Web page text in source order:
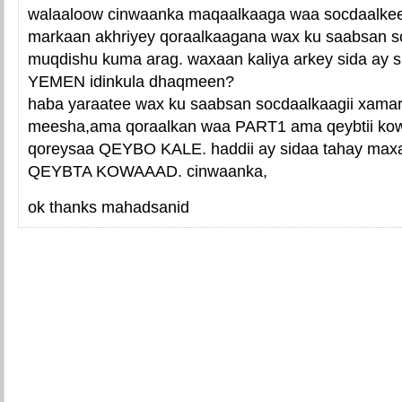
walaaloow cinwaanka maqaalkaaga waa
markaan akhriyey qoraalkaagana wax ku saabsan
muqdishu kuma arag. waxaan kaliya arkey sida ay
YEMEN idinkula dhaqmeen?
haba yaraatee wax ku saabsan socdaalkaagii
meesha,ama qoraalkan waa PART1 ama qeybtii
qoreysaa QEYBO KALE. haddii ay sidaa tahay
QEYBTA KOWAAAD. cinwaanka,
ok thanks mahadsanid